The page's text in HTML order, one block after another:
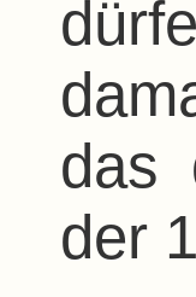
das
der